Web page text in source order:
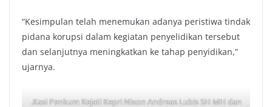
“Kesimpulan telah menemukan adanya peristiwa tindak
pidana korupsi dalam kegiatan penyelidikan tersebut
dan selanjutnya meningkatkan ke tahap penyidikan,”
ujarnya.
.Kasi Penkum Kejati Kepri Nixon Andreas Lubis SH MH dan